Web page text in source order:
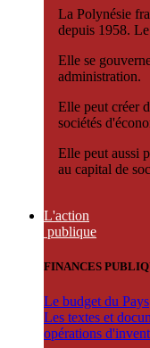
La Polynésie
depuis 1958.
Elle se
administration.
Elle peut créer
sociétés
Elle peut aussi
au capital de
L'action
publique
FINANCES
Le budget du Pays
Les textes et
opérations